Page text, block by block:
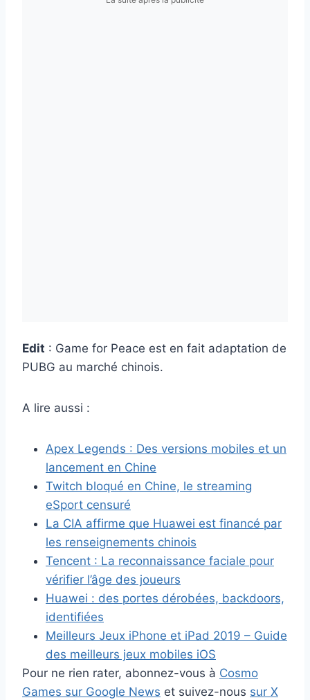
Edit : Game for Peace est en fait adaptation de
PUBG au marché chinois.
A lire aussi :
Apex Legends : Des versions mobiles et un
lancement en Chine
Twitch bloqué en Chine, le streaming
eSport censuré
La CIA affirme que Huawei est financé par
les renseignements chinois
Tencent : La reconnaissance faciale pour
vérifier l’âge des joueurs
Huawei : des portes dérobées, backdoors,
identifiées
Meilleurs Jeux iPhone et iPad 2019 – Guide
des meilleurs jeux mobiles iOS
Pour ne rien rater, abonnez-vous à Cosmo
Games sur Google News et suivez-nous sur X